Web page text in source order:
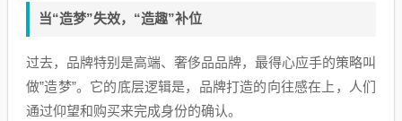
当“造梦”失效，“造趣”补位
过去，品牌特别是高端、奢侈品品牌，最得心应手的策略叫
做”造梦”。它的底层逻辑是，品牌打造的向往感在上，人们
通过仰望和购买来完成身份的确认。